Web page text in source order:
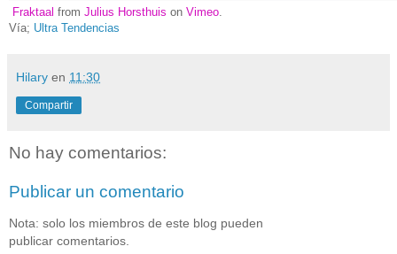
Fraktaal from Julius Horsthuis on Vimeo.
Vía; Ultra Tendencias
Hilary en 11:30
Compartir
No hay comentarios:
Publicar un comentario
Nota: solo los miembros de este blog pueden
publicar comentarios.